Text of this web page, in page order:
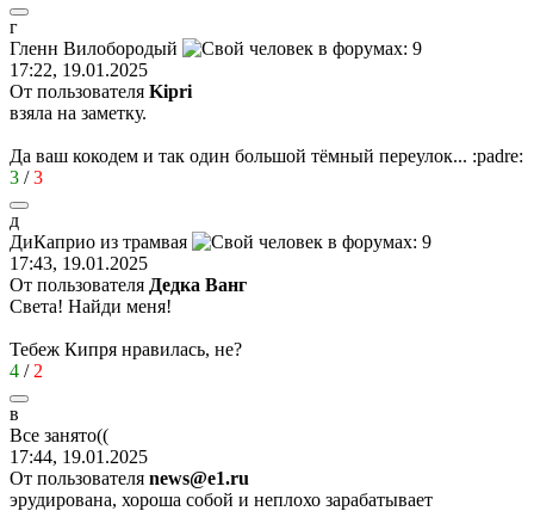
г
Гленн Вилобородый
17:22, 19.01.2025
От пользователя Kipri
взяла на заметку.
Да ваш кокодем и так один большой тёмный переулок... :padre:
3 /3
д
ДиКаприо из трамвая
17:43, 19.01.2025
От пользователя Дедка Ванг
Света! Найди меня!
Тебеж Кипря нравилась, не?
4 / 2
в
Все занято((
17:44, 19.01.2025
От пользователя news@e1.ru
эрудирована, хороша собой и неплохо зарабатывает